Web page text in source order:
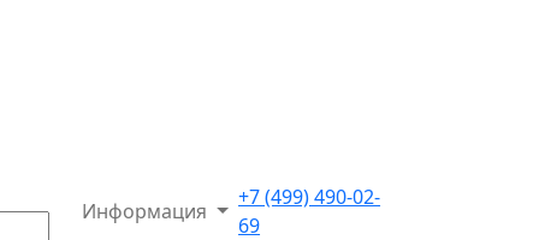
Информация
+7 (499) 490-02-
69